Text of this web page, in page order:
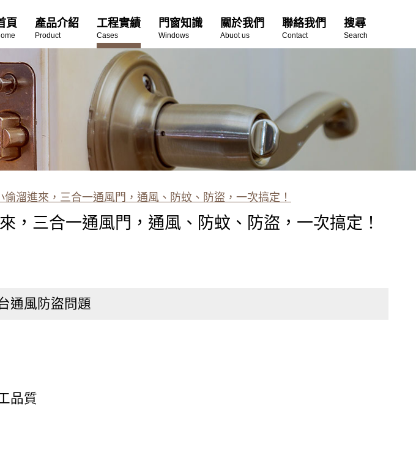
頁 產品介紹
Product
工程實績
Cases
門窗知識
Windows
關於我們
Abuot us
聯絡我們
Contact
搜尋
Search
溜進來，三合一通風門，通風、防蚊、防盜，一次搞定！
，三合一通風門，通風、防蚊、防盜，一次搞定！
通風防盜問題
品質